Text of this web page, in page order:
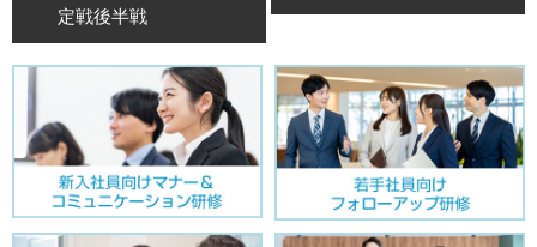
定戦後半戦